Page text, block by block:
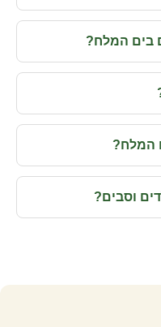
בים המלח?
המלח?
וסבים?